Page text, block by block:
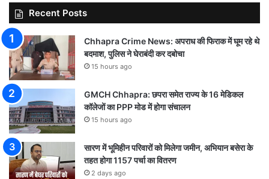
Recent Posts
Chhapra Crime News: अपराध की फिराक में घूम रहे थे
बदमाश, पुलिस ने घेराबंदी कर दबोचा
15 hours ago
GMCH Chhapra: छपरा समेत राज्य के 16 मेडिकल
कॉलेजों का PPP मोड में होगा संचालन
15 hours ago
सारण में भूमिहीन परिवारों को मिलेगा जमीन, अभियान बसेरा के
तहत होगा 1157 पर्चा का वितरण
2 days ago